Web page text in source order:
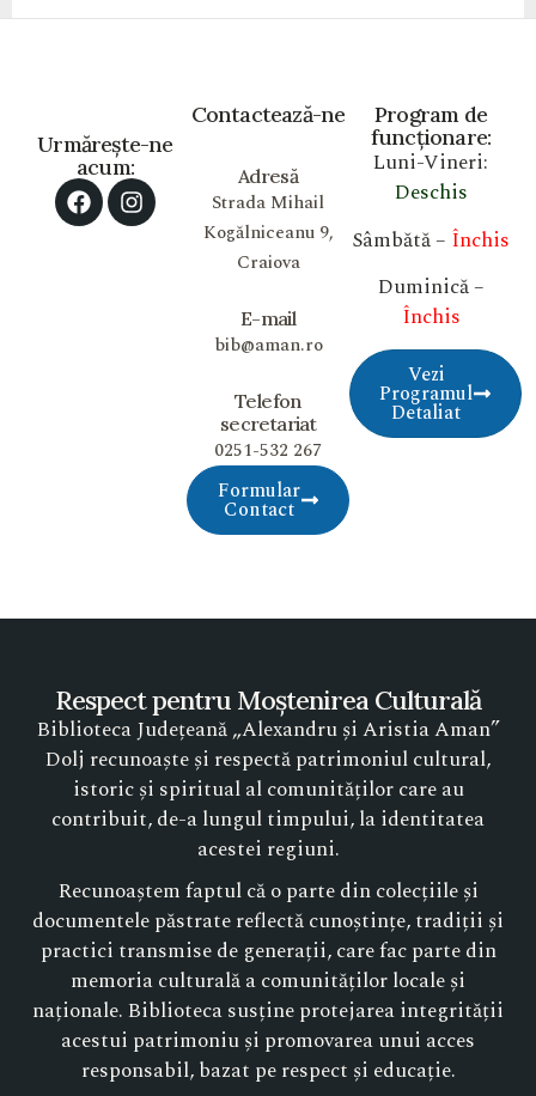
Program de
funcționare:
Luni-Vineri:
Deschis
Sâmbătă – Închis
Duminică –
Închis
Vezi
Programul
Detaliat
Contactează-ne
Adresă
Strada Mihail
Kogălniceanu 9,
Craiova
E-mail
bib@aman.ro
Telefon
secretariat
0251-532 267
Formular
Contact
Urmărește-ne
acum:
Respect pentru Moștenirea Culturală
Biblioteca Județeană „Alexandru și Aristia Aman”
Dolj recunoaște și respectă patrimoniul cultural,
istoric și spiritual al comunităților care au
contribuit, de-a lungul timpului, la identitatea
acestei regiuni.
Recunoaștem faptul că o parte din colecțiile și
documentele păstrate reflectă cunoștințe, tradiții și
practici transmise de generații, care fac parte din
memoria culturală a comunităților locale și
naționale. Biblioteca susține protejarea integrității
acestui patrimoniu și promovarea unui acces
responsabil, bazat pe respect și educație.